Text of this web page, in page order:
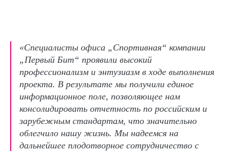
«Специалисты офиса „Спортивная“ компании
„Первый Бит“ проявили высокий
профессионализм и энтузиазм в ходе выполнения
проекта. В результате мы получили единое
информационное поле, позволяющее нам
консолидировать отчетность по российским и
зарубежным стандартам, что значительно
облегчило нашу жизнь. Мы надеемся на
дальнейшее плодотворное сотрудничество с